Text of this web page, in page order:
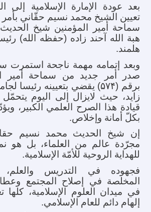
بعد عودة الإمارة الإسلامیة إلی
تعیین الشیخ محمد نسیم حقّاني
سماحة أمیر المؤمنین شیخ
هبة الله آحند زاده (حفظه الله)
هلمند.
وبعد إتمامه مهمة ناجحة استمرت
صدر أمر جدید من سماحة أمیر
برقم (۵۷۴) یقضي بتعیینه رئیسا
زاید، حیث لایزال إلی الیوم
قیادة هذا الصرح العلمي الکبیر،
بکلّ أمانة وإخلاص.
إن شیخ الحدیث محمد نسیم
مجرّدة عالم من العلماء، بل هو
للهدایة الروحیة للأمّة الإسلامیة.
فجهوده في التدریس والعلم،
المخلصة في إصلاح المجتمع
في میدان العلوم الإسلامیة، کلها
إلهام دائم للعام الإسلامي.